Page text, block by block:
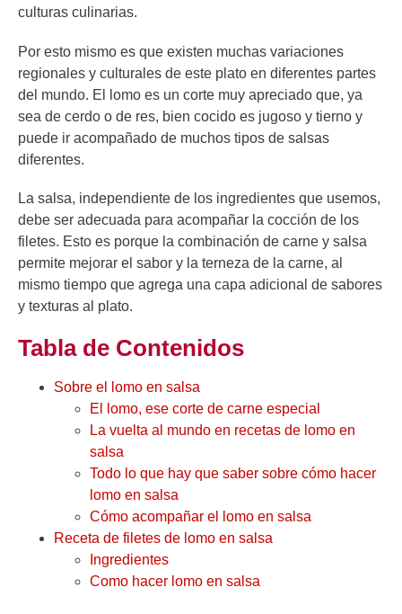
culturas culinarias.
Por esto mismo es que existen muchas variaciones
regionales y culturales de este plato en diferentes partes
del mundo. El lomo es un corte muy apreciado que, ya
sea de cerdo o de res, bien cocido es jugoso y tierno y
puede ir acompañado de muchos tipos de salsas
diferentes.
La salsa, independiente de los ingredientes que usemos,
debe ser adecuada para acompañar la cocción de los
filetes. Esto es porque la combinación de carne y salsa
permite mejorar el sabor y la terneza de la carne, al
mismo tiempo que agrega una capa adicional de sabores
y texturas al plato.
Tabla de Contenidos
Sobre el lomo en salsa
El lomo, ese corte de carne especial
La vuelta al mundo en recetas de lomo en
salsa
Todo lo que hay que saber sobre cómo hacer
lomo en salsa
Cómo acompañar el lomo en salsa
Receta de filetes de lomo en salsa
Ingredientes
Como hacer lomo en salsa